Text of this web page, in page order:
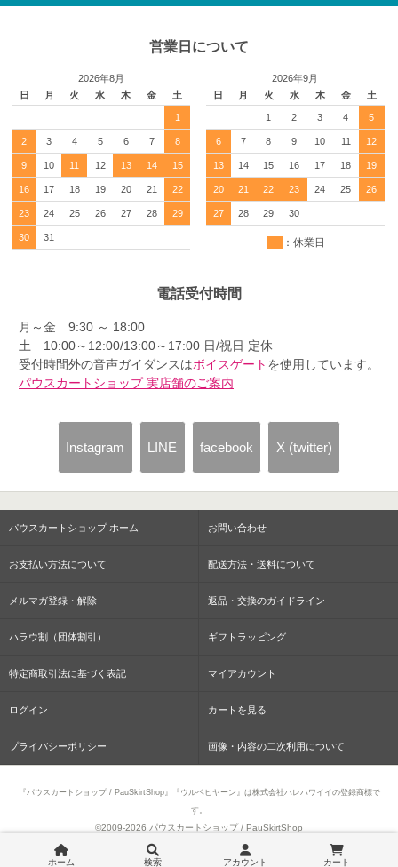
営業日について
2026年8月
日
月 火 水 木 金 土
1
2 3 4 5 6 7 8
9 10 11 12 13 14 15
16 17 18 19 20 21 22
23 24 25 26 27 28 29
30 31
2026年9月
日
月 火 水 木 金 土
1 2 3 4 5
6 7 8 9 10 11 12
13 14 15 16 17 18 19
20 21 22 23 24 25 26
27 28 29 30
：休業日
電話受付時間
月～金 9:30 ～ 18:00
土 10:00～12:00/13:00～17:00 日/祝日 定休
受付時間外の音声ガイダンスはボイスゲート を使用しています。
パウスカートショップ 実店舗のご案内
Instagram LINE facebook X (twitter)
パウスカートショップ ホーム お問い合わせ
お支払い方法について 配送方法・送料について
メルマガ登録・解除 返品・交換のガイドライン
ハラウ割（団体割引） ギフトラッピング
特定商取引法に基づく表記 マイアカウント
ログイン カートを見る
プライバシーポリシー 画像・内容の二次利用について
『パウスカートショップ / PauSkirtShop』『ウルベヒヤーン』は株式会社ハレハワイイの登録商標で
す。
©2009-2026 パウスカートショップ / PauSkirtShop
ホーム 検索 アカウント カート